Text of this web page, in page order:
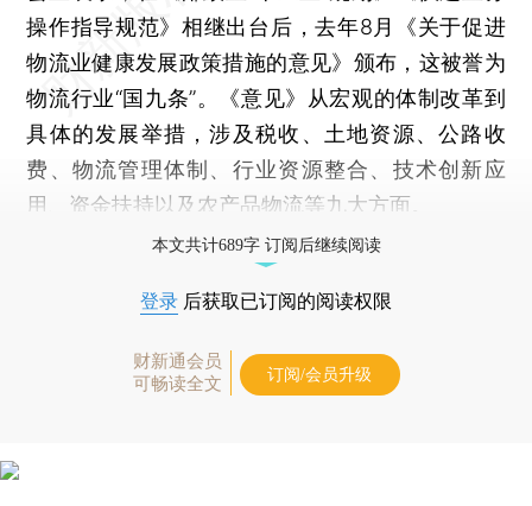
操作指导规范》相继出台后，去年8月《关于促进
物流业健康发展政策措施的意见》颁布，这被誉为
物流行业“国九条”。《意见》从宏观的体制改革到
具体的发展举措，涉及税收、土地资源、公路收
费、物流管理体制、行业资源整合、技术创新应
用、资金扶持以及农产品物流等九大方面。
本文共计689字 订阅后继续阅读
登录 后获取已订阅的阅读权限
财新通会员
可畅读全文
订阅/会员升级